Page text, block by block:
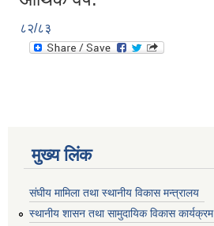
८२/८३
मुख्य लिंक
संघीय मामिला तथा स्थानीय विकास मन्त्रालय
स्थानीय शासन तथा सामुदायिक विकास कार्यक्रम